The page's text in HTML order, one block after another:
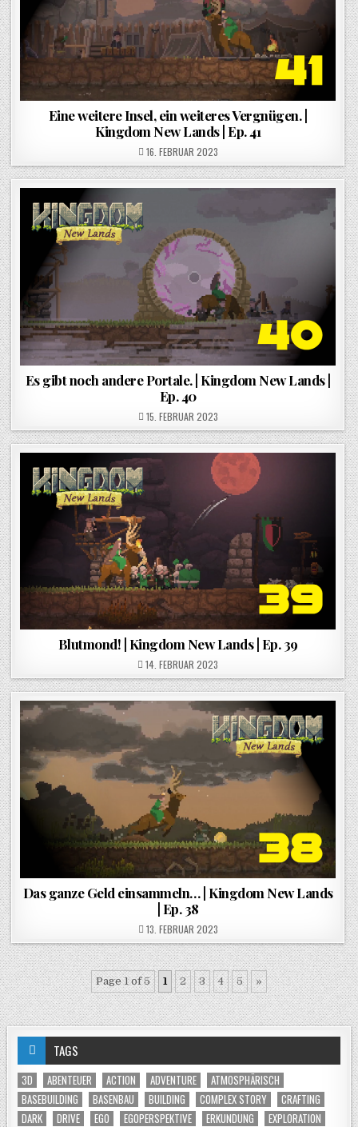
Eine weitere Insel, ein weiteres Vergnügen. |
Kingdom New Lands | Ep. 41
POSTED ON
16. FEBRUAR 2023
Es gibt noch andere Portale. | Kingdom New Lands |
Ep. 40
POSTED ON
15. FEBRUAR 2023
Blutmond! | Kingdom New Lands | Ep. 39
POSTED ON
14. FEBRUAR 2023
Das ganze Geld einsammeln… | Kingdom New Lands
| Ep. 38
POSTED ON
13. FEBRUAR 2023
Page 1 of 5 1 2 3 4 5 »
TAGS
3D ABENTEUER ACTION ADVENTURE
ATMOSPHÄRISCH
BASEBUILDING
BASENBAU BUILDING COMPLEX STORY
CRAFTING
DARK
DRIVE EGO EGOPERSPEKTIVE ERKUNDUNG
EXPLORATION